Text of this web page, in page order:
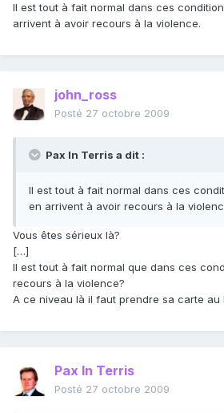
Il est tout à fait normal dans ces
arrivent à avoir recours à la violence.
john_ross
Posté 27 octobre 2009
Pax In Terris a dit :
Il est tout à fait normal dans ces
en arrivent à avoir recours à la
Vous êtes sérieux là?
[…]
Il est tout à fait normal que dans ces
recours à la violence?
A ce niveau là il faut prendre sa carte au
Pax In Terris
Posté 27 octobre 2009